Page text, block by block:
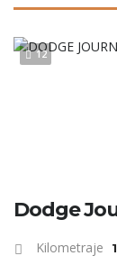
12
Dodge
Kilometraje